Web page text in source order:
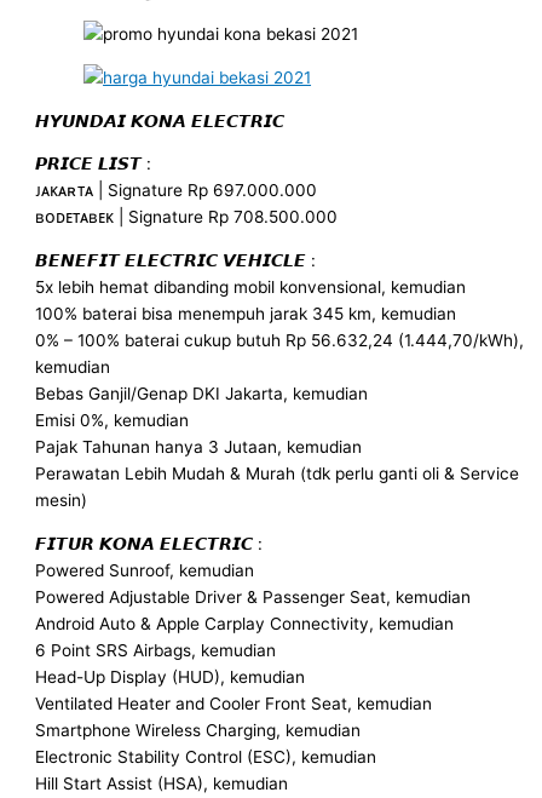
𝙃𝙔𝙐𝙉𝘿𝘼𝙄 𝙆𝙊𝙉𝘼 𝙀𝙇𝙀𝘾𝙏𝙍𝙄𝘾
𝙋𝙍𝙄𝘾𝙀 𝙇𝙄𝙎𝙏 :
ᴊᴀᴋᴀʀᴛᴀ | Signature Rp 697.000.000
ʙᴏᴅᴇᴛᴀʙᴇᴋ | Signature Rp 708.500.000
𝘽𝙀𝙉𝙀𝙁𝙄𝙏 𝙀𝙇𝙀𝘾𝙏𝙍𝙄𝘾 𝙑𝙀𝙃𝙄𝘾𝙇𝙀 :
5x lebih hemat dibanding mobil konvensional, kemudian
100% baterai bisa menempuh jarak 345 km, kemudian
0% – 100% baterai cukup butuh Rp 56.632,24 (1.444,70/kWh),
kemudian
Bebas Ganjil/Genap DKI Jakarta, kemudian
Emisi 0%, kemudian
Pajak Tahunan hanya 3 Jutaan, kemudian
Perawatan Lebih Mudah & Murah (tdk perlu ganti oli & Service
mesin)
𝙁𝙄𝙏𝙐𝙍 𝙆𝙊𝙉𝘼 𝙀𝙇𝙀𝘾𝙏𝙍𝙄𝘾 :
Powered Sunroof, kemudian
Powered Adjustable Driver & Passenger Seat, kemudian
Android Auto & Apple Carplay Connectivity, kemudian
6 Point SRS Airbags, kemudian
Head-Up Display (HUD), kemudian
Ventilated Heater and Cooler Front Seat, kemudian
Smartphone Wireless Charging, kemudian
Electronic Stability Control (ESC), kemudian
Hill Start Assist (HSA), kemudian